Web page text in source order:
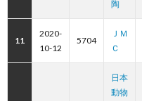
陶
11
2020-
10-12
5704
ＪＭ
Ｃ
日本
動物